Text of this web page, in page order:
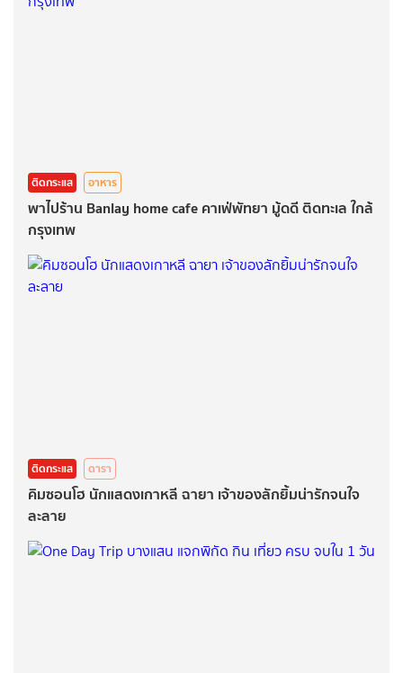
ติดกระแส อาหาร
พาไปร้าน Banlay home cafe คาเฟ่พัทยา มู้ดดี ติดทะเล ใกล้
กรุงเทพ
ติดกระแส ดารา
คิมซอนโฮ นักแสดงเกาหลี ฉายา เจ้าของลักยิ้มน่ารักจนใจ
ละลาย